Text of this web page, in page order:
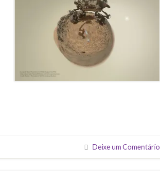
Deixe um Comentário